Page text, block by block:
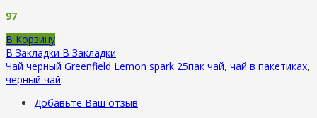
97
В Корзину
В Закладки В Закладки
Чай черный Greenfield Lemon spark 25пак чай, чай в пакетиках,
черный чай.
Добавьте Ваш отзыв